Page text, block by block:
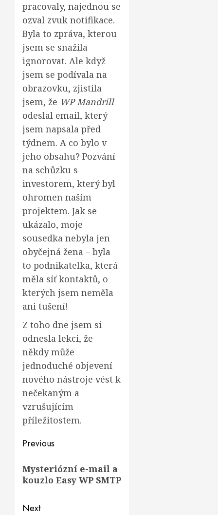
pracovaly, najednou se
ozval zvuk notifikace.
Byla to zpráva, kterou
jsem se snažila
ignorovat. Ale když
jsem se podívala na
obrazovku, zjistila
jsem, že WP Mandrill
odeslal email, který
jsem napsala před
týdnem. A co bylo v
jeho obsahu? Pozvání
na schůzku s
investorem, který byl
ohromen naším
projektem. Jak se
ukázalo, moje
sousedka nebyla jen
obyčejná žena – byla
to podnikatelka, která
měla síť kontaktů, o
kterých jsem neměla
ani tušení!
Z toho dne jsem si
odnesla lekci, že
někdy může
jednoduché objevení
nového nástroje vést k
nečekaným a
vzrušujícím
příležitostem.
Post
navigation
Previous
post:
Mysteriózní e-mail a
kouzlo Easy WP SMTP
Next